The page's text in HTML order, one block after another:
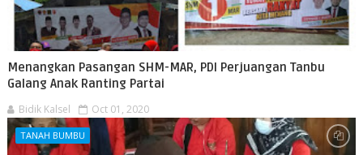
Menangkan Pasangan SHM-MAR, PDI Perjuangan Tanbu
Galang Anak Ranting Partai
Bidik Kalsel Oct 01, 2020
TANAH BUMBU